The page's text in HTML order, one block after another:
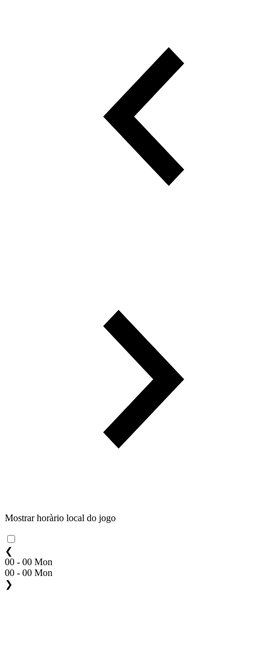
Mostrar horàrio local do jogo
❮
00 - 00 Mon
00 - 00 Mon
❯